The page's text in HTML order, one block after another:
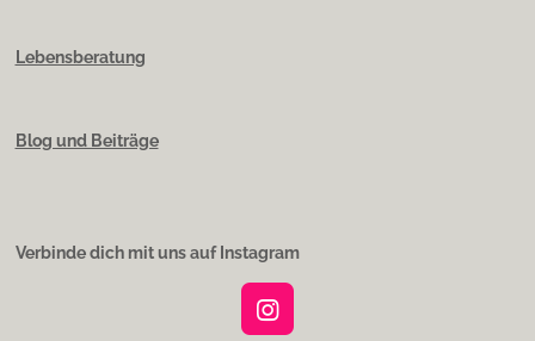
Lebensberatung
Blog und Beiträge
Verbinde dich mit uns auf Instagram
I